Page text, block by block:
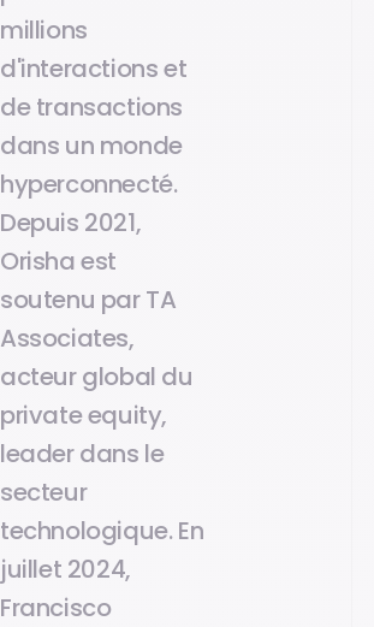
millions
d'interactions et
de transactions
dans un monde
hyperconnecté.
Depuis 2021,
Orisha est
soutenu par TA
Associates,
acteur global du
private equity,
leader dans le
secteur
technologique. En
juillet 2024,
Francisco